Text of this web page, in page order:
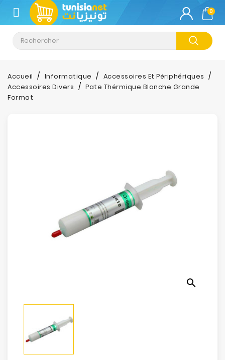
CATÉGORIE
Climatisation
Informatique
Téléphonie
Electroménager
Sécurité
Mobilités
Loisirs
0
Accueil Informatique
Accessoires Et Périphériques
Accessoires Divers
Pate Thérmique Blanche Grande
Format
search